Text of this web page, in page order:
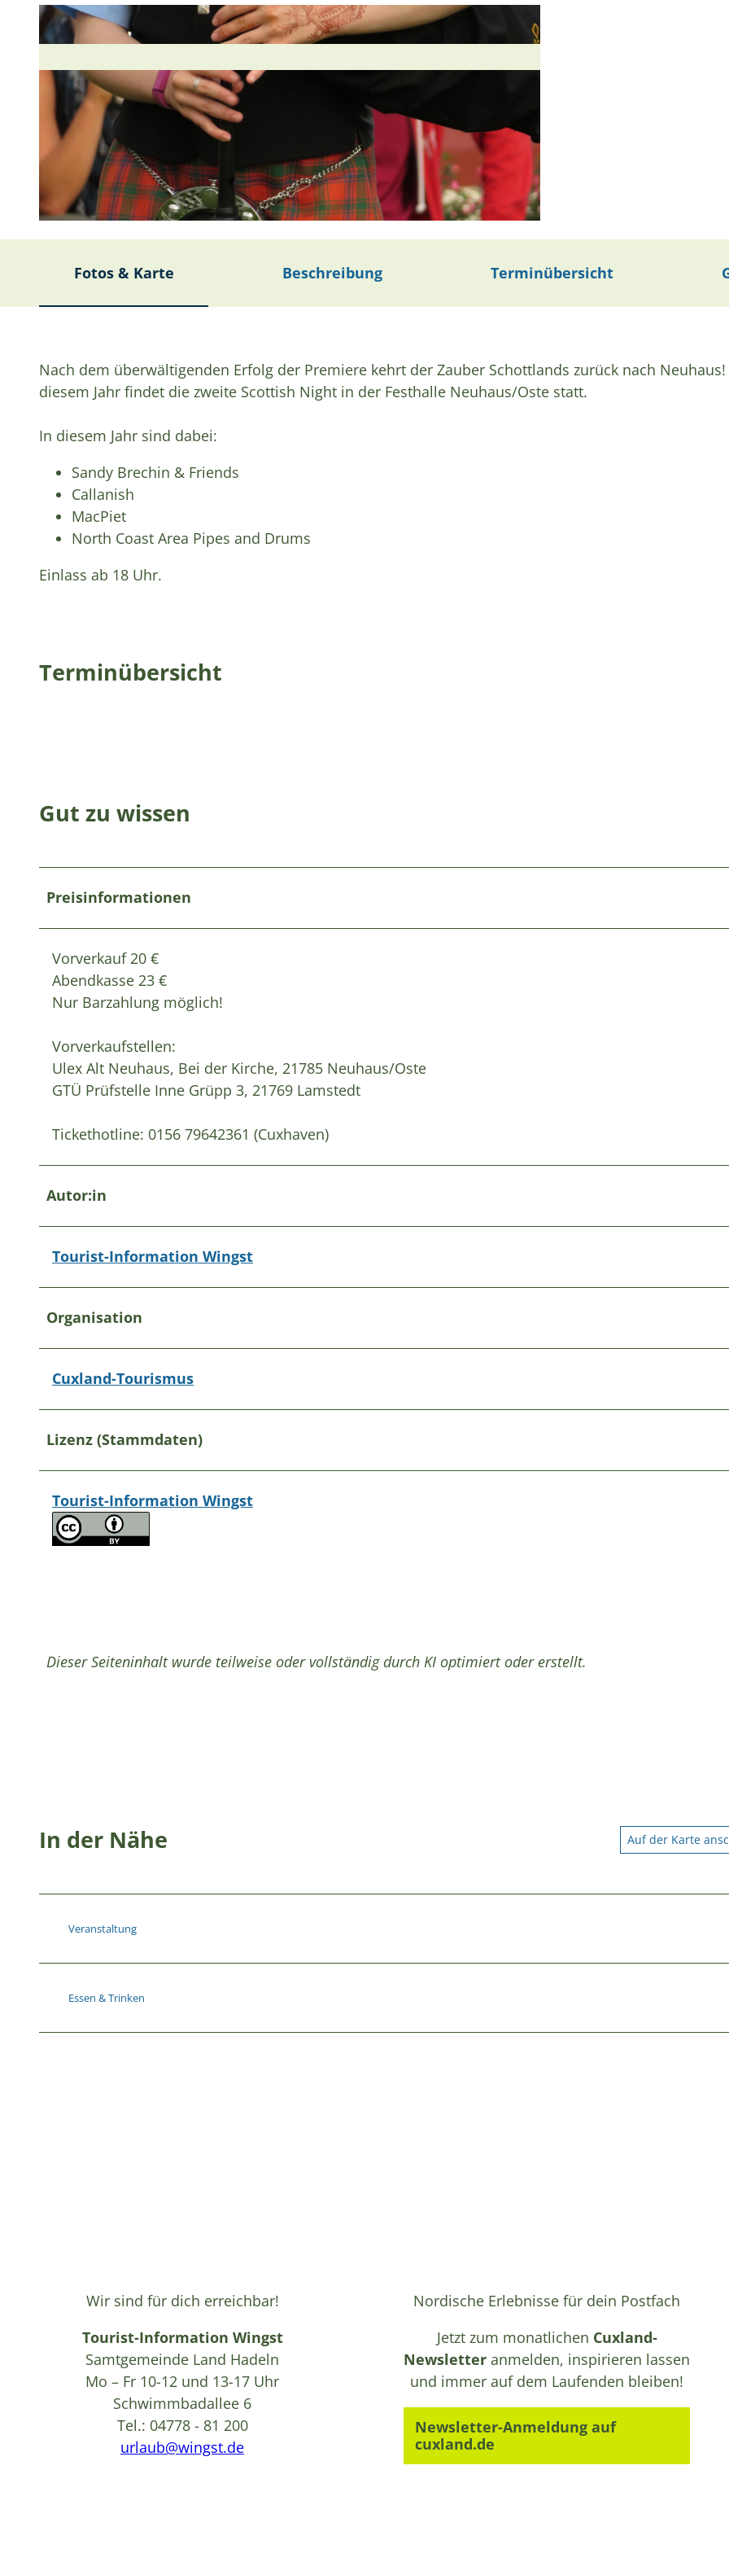
Fotos & Karte Beschreibung Terminübersicht
Nach dem überwältigenden Erfolg der Premiere kehrt der Zauber Schottlands zurück nach Neuhaus!
diesem Jahr findet die zweite Scottish Night in der Festhalle Neuhaus/Oste statt.
In diesem Jahr sind dabei:
Sandy Brechin & Friends
Callanish
MacPiet
North Coast Area Pipes and Drums
Einlass ab 18 Uhr.
Terminübersicht
Gut zu wissen
Preisinformationen
Vorverkauf 20 €
Abendkasse 23 €
Nur Barzahlung möglich!
Vorverkaufstellen:
Ulex Alt Neuhaus, Bei der Kirche, 21785 Neuhaus/Oste
GTÜ Prüfstelle Inne Grüpp 3, 21769 Lamstedt
Tickethotline: 0156 79642361 (Cuxhaven)
Autor:in
Tourist-Information Wingst
Organisation
Cuxland-Tourismus
Lizenz (Stammdaten)
Tourist-Information Wingst
Dieser Seiteninhalt wurde teilweise oder vollständig durch KI optimiert oder erstellt.
In der Nähe Auf der Karte
Veranstaltung
Essen & Trinken
Wir sind für dich erreichbar!
Tourist-Information Wingst
Samtgemeinde Land Hadeln
Mo – Fr 10-12 und 13-17 Uhr
Schwimmbadallee 6
Tel.: 04778 - 81 200
urlaub@wingst.de
Nordische Erlebnisse für dein Postfach
Jetzt zum monatlichen Cuxland-
Newsletter anmelden, inspirieren lassen
und immer auf dem Laufenden bleiben!
Newsletter-Anmeldung auf
cuxland.de